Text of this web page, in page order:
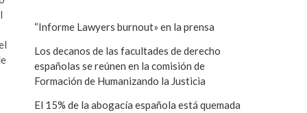
“Informe Lawyers burnout» en la prensa
Los decanos de las facultades de derecho
españolas se reúnen en la comisión de
Formación de Humanizando la Justicia
El 15% de la abogacía española está quemada